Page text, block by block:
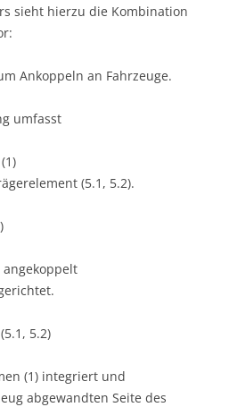
sieht hierzu die Kombination
Ankoppeln an Fahrzeuge.
umfasst
(5.1, 5.2).
angekoppelt
5.2)
(1) integriert und
abgewandten Seite des